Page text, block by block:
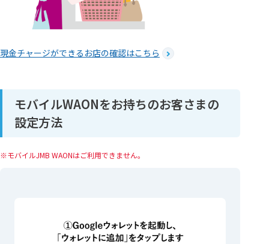
現金チャージができるお店の確認はこちら
モバイルWAONをお持ちのお客さまの
設定方法
モバイルJMB WAONはご利用できません。